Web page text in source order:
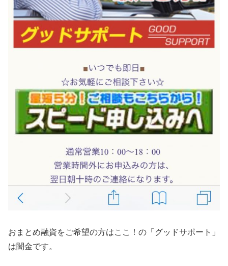
おまとめ融資をご希望の方はここ！の「グッドサポート」
は闇金です。